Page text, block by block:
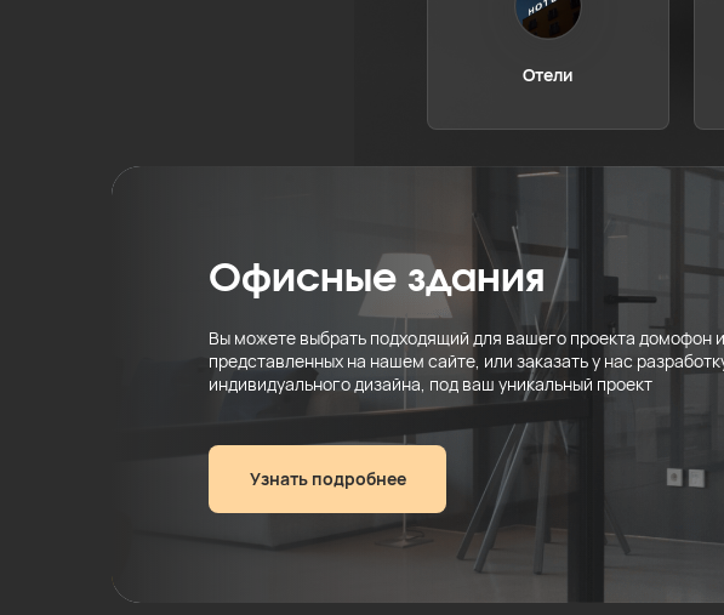
Отели
Офисные здания
Вы можете выбрать подходящий для вашего проекта домофон
представленных на нашем сайте, или заказать у нас
индивидуального дизайна, под ваш уникальный проект
Узнать подробнее